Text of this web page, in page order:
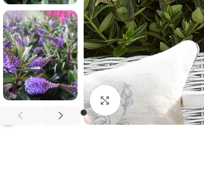
Klikněte pro zvětšení